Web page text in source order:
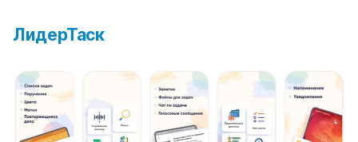
ЛидерТаск